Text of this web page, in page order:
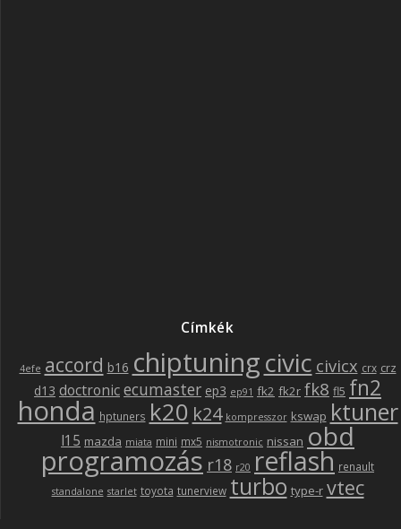
Címkék
4efe accord b16 chiptuningcivic civicx crx crz
d13 doctronicecumaster ep3 ep91 fk2 fk2r fk8 fl5 fn2
honda hptuners k20 k24 kompresszor kswap ktuner
l15 mazda miata mini mx5 nismotronic nissan obd
programozás r18 r20 reflash renault
standalone starlet toyota tunerview turbo type-r vtec